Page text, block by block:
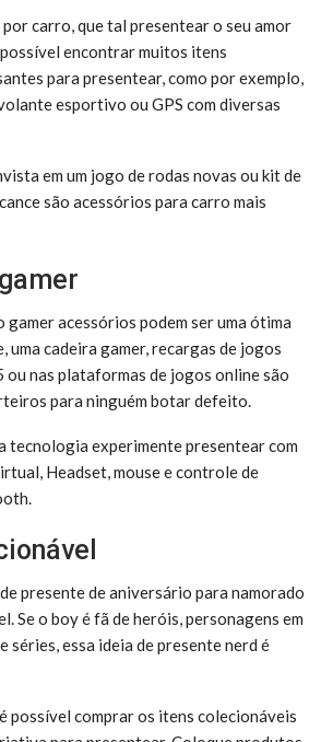
carro, que tal presentear o seu amor
encontrar muitos itens
para presentear, como por exemplo,
esportivo ou GPS com diversas
em um jogo de rodas novas ou kit de
são acessórios para carro mais
gamer acessórios podem ser uma ótima
uma cadeira gamer, recargas de jogos
ou nas plataformas de jogos online são
para ninguém botar defeito.
tecnologia experimente presentear com
Headset, mouse e controle de
presente de aniversário para namorado
Se o boy é fã de heróis, personagens em
séries, essa ideia de presente nerd é
possível comprar os itens colecionáveis